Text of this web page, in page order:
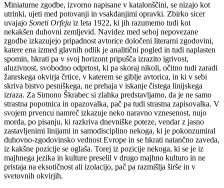
Miniaturne zgodbe, izvorno napisane v katalonščini, se nizajo kot
utrinki, ujeti med potovanji in vsakdanjimi opravki. Zbirko sicer
uvajajo Soneti Orfeju iz leta 1922, ki jih razumemo tudi kot
nekakšen duhovni zemljevid. Navidez med seboj nepovezane
zgodbe izkazujejo pripadnost avtorice določeni literarni zgodovini,
katere ena izmed glavnih odlik je analitični pogled in tudi naplasten
spomin, hkrati pa v svoj horizont pripušča izrazito igrivost,
aluzivnost, svobodno odprtost, ki pa skoraj nikoli, očitno tudi zaradi
žanrskega okvirja črtice, v katerem se giblje avtorica, in ki v sebi
skriva bistvo pesniškega, ne prehaja v iskanje čistega linijskega
izraza. Za Simono Škrabec si zlahka predstavljamo, da je ne samo
strastna popotnica in opazovalka, pač pa tudi strastna zapisovalka. V
svojem prvencu namreč izkazuje neko naravno vznesenost, nujo
morda, po pisanju, ki razkriva dnevniške poteze, vendar z jasno
zastavljenimi linijami in samodisciplino nekoga, ki je pokonzumiral
duhovno-zgodovinsko vednost Evrope in se hkrati natančno zaveda,
iz kakšne pozicije se oglaša. Torej iz pozicije nekoga, ki se je iz
majhnega jezika in kulture preselil v drugo majhno kulturo in ne
pristaja na eksotičnost ali izolacijo, pač pa razmišlja širše in v
svetovnih okvirjih.